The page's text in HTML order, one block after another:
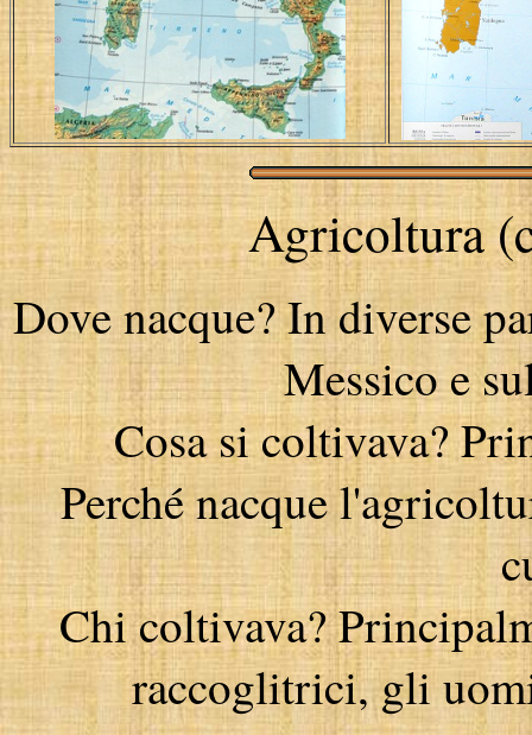
Agricoltura
Dove nacque? In diverse
Messico e
Cosa si coltivava?
Perché nacque
Chi coltivava?
raccoglitrici, gli